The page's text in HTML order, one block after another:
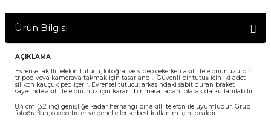
Ürün Bilgisi
AÇIKLAMA
Evrensel akıllı telefon tutucu, fotoğraf ve video çekerken akıllı telefonunuzu bir
tripod veya kameraya takmak için tasarlandı. Güvenli bir tutuş için iki adet
silikon kauçuk ped içerir. Evrensel tutucu; arkasındaki sabit duran braket
sayesinde akıllı telefonunuz için kararlı bir masa tabanı olarak da kullanılabilir.
8,4 cm (3,2 inç) genişliğe kadar herhangi bir akıllı telefon ile uyumludur. Grup
fotoğrafları, otoportreler ve genel eller serbest kullanım için idealdir.